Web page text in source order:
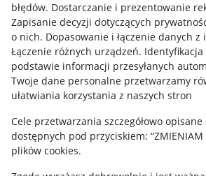
błędów. Dostarczanie i prezentowanie
Zapisanie decyzji dotyczących
o nich. Dopasowanie i łączenie danych z
Łączenie różnych urządzeń.
podstawie informacji przesyłanych
Twoje dane personalne przetwarzamy
ułatwiania korzystania z naszych stron
Cele przetwarzania szczegółowo
dostępnych pod przyciskiem: “ZMIENIAM
plików cookies.
Informacje prawne
Regulamin
Polityka plików "cookies"
Ustawienia plików "cookies"
Udostępnianie lokalizacji
Informacje dla Aktu o Usługach